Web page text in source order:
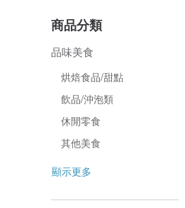
商品分類
品味美食
烘焙食品/甜點
飲品/沖泡類
休閒零食
其他美食
顯示更多